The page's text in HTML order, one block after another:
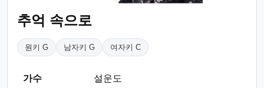
추억 속으로
원키 G 남자키 G 여자키 C
가수 설운도